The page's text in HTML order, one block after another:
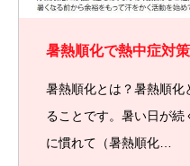
暑熱順化で熱中症対策
暑熱順化とは？暑熱順化
ることです。暑い日が続
に慣れて（暑熱順化…